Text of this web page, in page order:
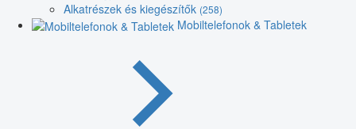
Alkatrészek és kiegészítők (258)
Mobiltelefonok & Tabletek